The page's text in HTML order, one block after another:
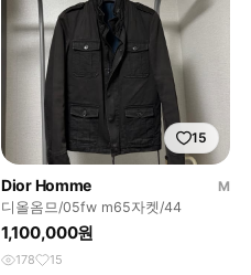
15
Dior Homme
M
디올옴므/05fw m65자켓/44
1,100,000원
178 15